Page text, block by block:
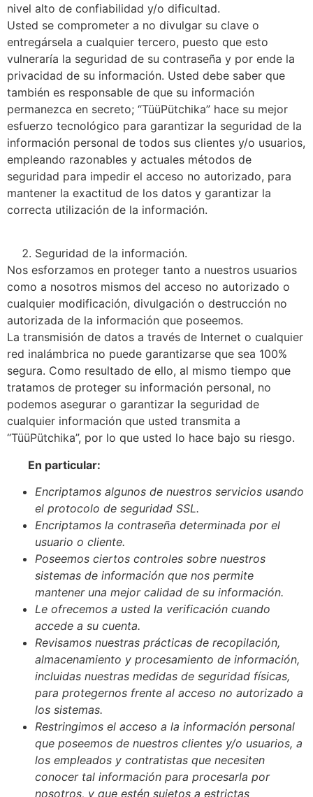
nivel alto de confiabilidad y/o dificultad.
Usted se comprometer a no divulgar su clave o
entregársela a cualquier tercero, puesto que esto
vulneraría la seguridad de su contraseña y por ende la
privacidad de su información. Usted debe saber que
también es responsable de que su información
permanezca en secreto; “TüüPütchika” hace su mejor
esfuerzo tecnológico para garantizar la seguridad de la
información personal de todos sus clientes y/o usuarios,
empleando razonables y actuales métodos de
seguridad para impedir el acceso no autorizado, para
mantener la exactitud de los datos y garantizar la
correcta utilización de la información.
Seguridad de la información.
Nos esforzamos en proteger tanto a nuestros usuarios
como a nosotros mismos del acceso no autorizado o
cualquier modificación, divulgación o destrucción no
autorizada de la información que poseemos.
La transmisión de datos a través de Internet o cualquier
red inalámbrica no puede garantizarse que sea 100%
segura. Como resultado de ello, al mismo tiempo que
tratamos de proteger su información personal, no
podemos asegurar o garantizar la seguridad de
cualquier información que usted transmita a
“TüüPütchika”, por lo que usted lo hace bajo su riesgo.
En particular:
Encriptamos algunos de nuestros servicios usando
el protocolo de seguridad SSL.
Encriptamos la contraseña determinada por el
usuario o cliente.
Poseemos ciertos controles sobre nuestros
sistemas de información que nos permite
mantener una mejor calidad de su información.
Le ofrecemos a usted la verificación cuando
accede a su cuenta.
Revisamos nuestras prácticas de recopilación,
almacenamiento y procesamiento de información,
incluidas nuestras medidas de seguridad físicas,
para protegernos frente al acceso no autorizado a
los sistemas.
Restringimos el acceso a la información personal
que poseemos de nuestros clientes y/o usuarios, a
los empleados y contratistas que necesiten
conocer tal información para procesarla por
nosotros, y que estén sujetos a estrictas